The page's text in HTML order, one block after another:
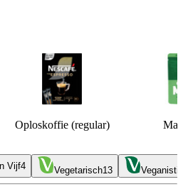
Oploskoffie (regular)
Vijf4 Vegetarisch13